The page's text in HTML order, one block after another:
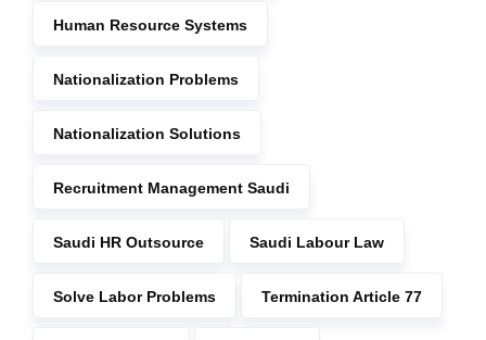
Human Resource Systems
Nationalization Problems
Nationalization Solutions
Recruitment Management Saudi
Saudi HR Outsource Saudi Labour Law
Solve Labor Problems Termination Article 77